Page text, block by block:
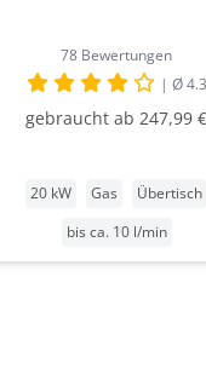
78 Bewertungen
| Ø 4.3
gebraucht ab 247,99 €
20 kW Gas
Übertisch
bis ca. 10 l/min